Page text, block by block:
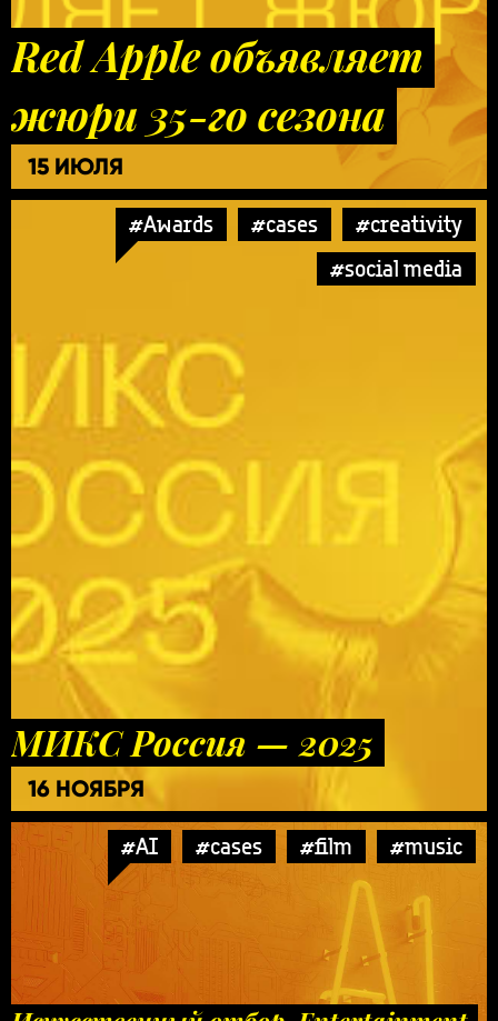
Red Apple объявляет
жюри 35-го сезона
15 ИЮЛЯ
#Awards #cases
#creativity
#social media
МИКС Россия — 2025
16 НОЯБРЯ
#AI #cases #film #music